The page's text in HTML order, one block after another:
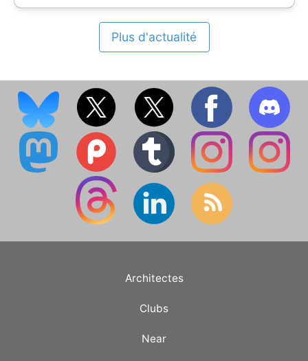
Plus d'actualité
Architectes
Clubs
Near